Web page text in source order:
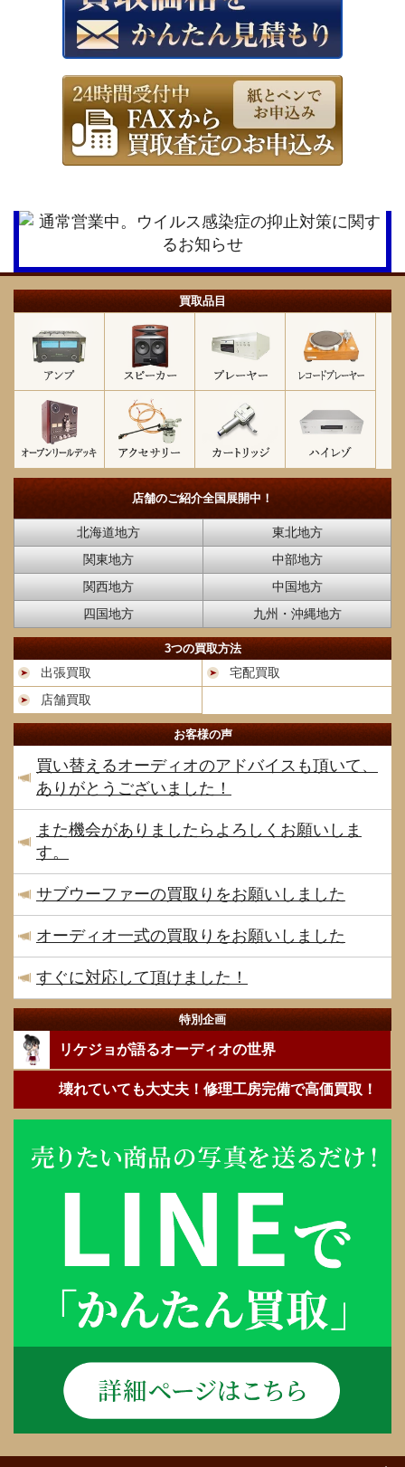
買取品目
店舗のご紹介全国展開中！
北海道地方
東北地方
関東地方
中部地方
関西地方
中国地方
四国地方
九州・沖縄地方
3つの買取方法
出張買取
宅配買取
店舗買取
お客様の声
買い替えるオーディオのアドバイスも頂いて、
ありがとうございました！
また機会がありましたらよろしくお願いしま
す。
サブウーファーの買取りをお願いしました
オーディオ一式の買取りをお願いしました
すぐに対応して頂けました！
特別企画
リケジョが語るオーディオの世界
壊れていても大丈夫！修理工房完備で高価買取！